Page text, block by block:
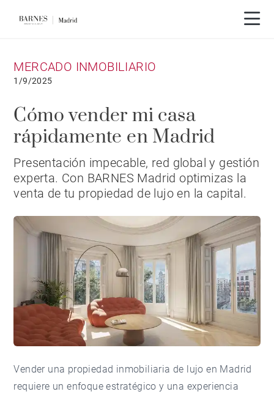
MERCADO INMOBILIARIO
1/9/2025
Cómo vender mi casa
rápidamente en Madrid
Presentación impecable, red global y gestión
experta. Con BARNES Madrid optimizas la
venta de tu propiedad de lujo en la capital.
Vender una propiedad inmobiliaria de lujo en Madrid
requiere un enfoque estratégico y una experiencia